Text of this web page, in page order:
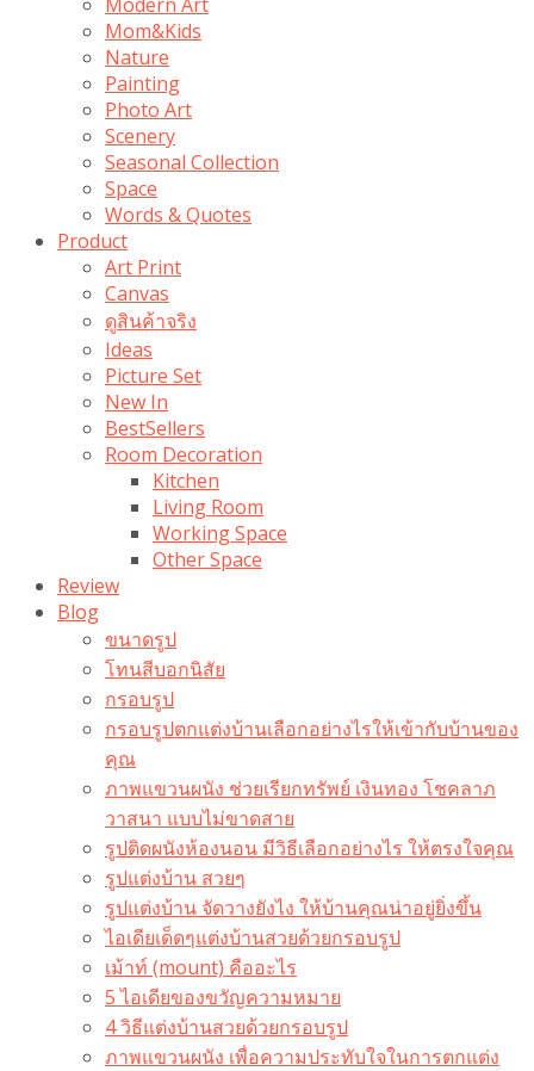
Mom&Kids
Nature
Painting
Photo Art
Scenery
Seasonal Collection
Space
Words & Quotes
Product
Art Print
Canvas
ดูสินค้าจริง
Ideas
Picture Set
New In
BestSellers
Room Decoration
Kitchen
Living Room
Working Space
Other Space
Review
Blog
ขนาดรูป
โทนสีบอกนิสัย
กรอบรูป
กรอบรูปตกแต่งบ้านเลือกอย่างไรให้เข้ากับบ้านของ
คุณ
ภาพแขวนผนัง ช่วยเรียกทรัพย์ เงินทอง โชคลาภ
วาสนา แบบไม่ขาดสาย
รูปติดผนังห้องนอน มีวิธีเลือกอย่างไร ให้ตรงใจคุณ
รูปแต่งบ้าน สวยๆ
รูปแต่งบ้าน จัดวางยังไง ให้บ้านคุณน่าอยู่ยิ่งขึ้น
ไอเดียเด็ดๆแต่งบ้านสวยด้วยกรอบรูป
เม้าท์ (mount) คืออะไร​
5 ไอเดียของขวัญความหมาย
4 วิธีแต่งบ้านสวยด้วยกรอบรูป
ภาพแขวนผนัง เพื่อความประทับใจในการตกแต่ง